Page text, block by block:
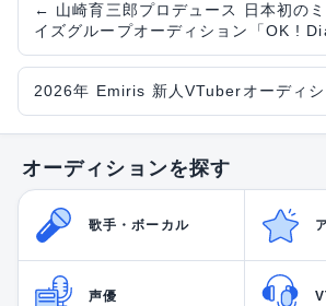
← 山崎育三郎プロデュース 日本初の
イズグループオーディション「OK !
2026年 Emiris 新人VTuberオーディシ
オーディションを探す
歌手・ボーカル
声優